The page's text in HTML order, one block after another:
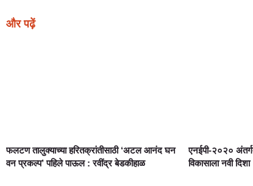
और पढ़ें
फलटण तालुक्याच्या हरितक्रांतीसाठी ‘अटल आनंद घन
वन प्रकल्प’ पहिले पाऊल : रवींद्र बेडकीहाळ
एनईपी-२०२०
विकासाला नवी दिशा